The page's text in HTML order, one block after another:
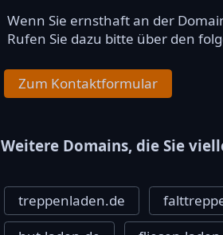
Wenn Sie ernsthaft an der
Rufen Sie dazu bitte über den
Zum Kontaktformular
Weitere Domains, die Sie
treppenladen.de